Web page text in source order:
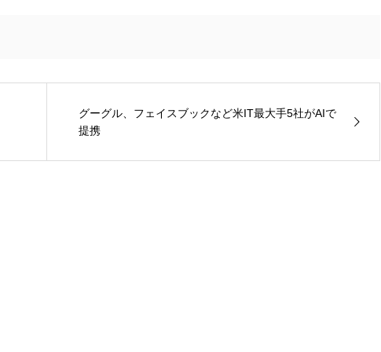
グーグル、フェイスブックなど米IT最大手5社がAIで
提携